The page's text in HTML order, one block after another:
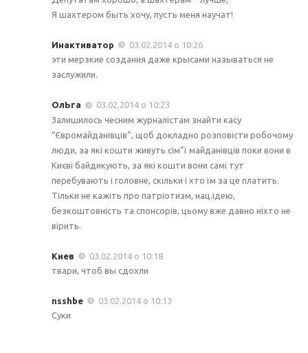
Я шахтером быть хочу, пусть меня научат!
Инактиватор
03.02.2014 о 10:26
эти мерзкие создания даже крысами называться не
заслужили.
ОлЬга
03.02.2014 о 10:23
Залишилось чесним журналістам знайти касу
“Євромайданівців”, щоб докладно розповісти робочому
люди, за які кошти живуть сім”ї майданівців поки вони в
Києві байдикують, за які кошти вони самі тут
перебувають і головне, скільки і хто їм за це платить.
Тільки не кажіть про патріотизм, нац.ідею,
безкоштовність та спонсорів, цьому вже давно ніхто не
вірить.
Киев
03.02.2014 о 10:18
твари, чтоб вы сдохли
nsshbe
03.02.2014 о 10:13
Суки